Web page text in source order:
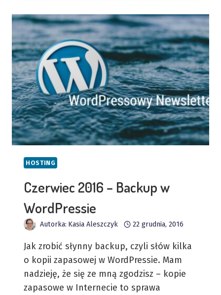
SOCIAL
MEDIA
SŁÓW
KILKA
HOSTING
Czerwiec 2016 – Backup w
WordPressie
Autorka: Kasia Aleszczyk 22 grudnia, 2016
Jak zrobić słynny backup, czyli słów kilka
o kopii zapasowej w WordPressie. Mam
nadzieję, że się ze mną zgodzisz – kopie
zapasowe w Internecie to sprawa